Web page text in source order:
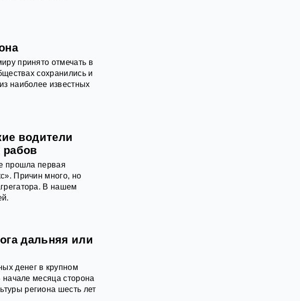
принято отмечать в
сохранились и
наиболее известных
водители
рабов
прошла первая
Причин много, но
В нашем
дальняя или
денег в крупном
месяца сторона
региона шесть лет